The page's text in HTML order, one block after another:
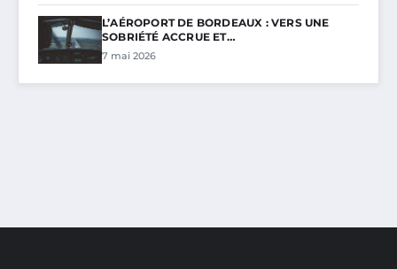
L’AÉROPORT DE BORDEAUX : VERS UNE
SOBRIÉTÉ ACCRUE ET…
7 mai 2026